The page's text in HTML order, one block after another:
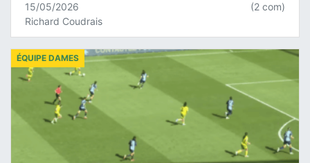
15/05/2026
Richard Coudrais
(2 com)
ÉQUIPE DAMES